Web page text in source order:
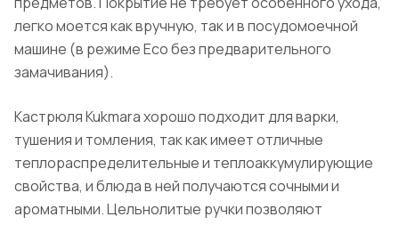
легко моется как вручную, так и в посудомоечной
машине (в режиме Eco без предварительного
замачивания).
Кастрюля Kukmara хорошо подходит для варки,
тушения и томления, так как имеет отличные
теплораспределительные и теплоаккумулирующие
свойства, и блюда в ней получаются сочными и
ароматными. Цельнолитые ручки позволяют